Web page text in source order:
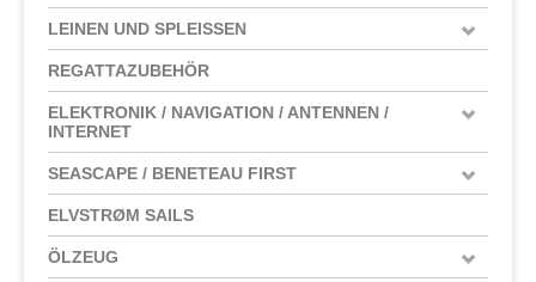
LEINEN UND SPLEISSEN
REGATTAZUBEHÖR
ELEKTRONIK / NAVIGATION / ANTENNEN /
INTERNET
SEASCAPE / BENETEAU FIRST
ELVSTRØM SAILS
ÖLZEUG